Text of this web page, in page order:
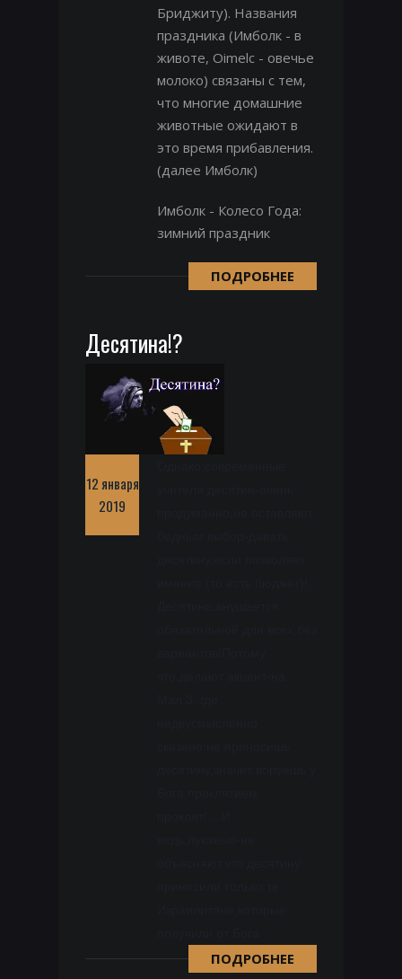
Бриджиту). Названия
праздника (Имболк - в
животе, Oimelc - овечье
молоко) связаны с тем,
что многие домашние
животные ожидают в
это время прибавления.
(далее Имболк)
Имболк - Колесо Года:
зимний праздник
ПОДРОБНЕЕ
Десятина!?
12 января
2019
ПОДРОБНЕЕ